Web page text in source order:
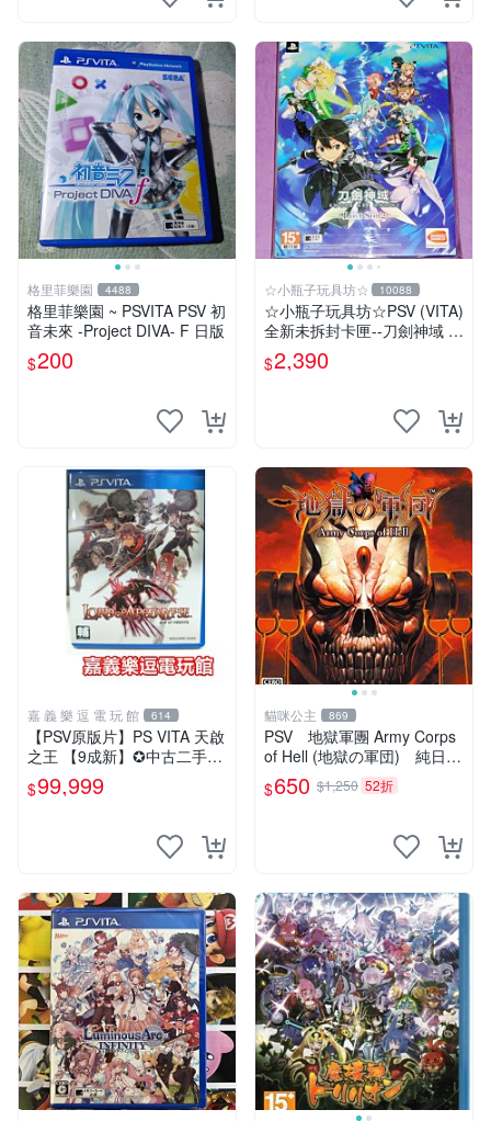
格里菲樂園 4488
格里菲樂園 ~ PSVITA PSV 初
音未來 -Project DIVA- F 日版
$200
☆小瓶子玩具坊☆ 10088
☆小瓶子玩具坊☆PSV (VITA)
全新未拆封卡匣--刀劍神域 -L
ost Song- 中文版 限定版
$2,390
嘉 義 樂 逗 電 玩 館 614
【PSV原版片】PS VITA 天啟
之王 【9成新】✪中古二手✪
嘉義樂逗電玩館
$99,999
貓咪公主 869
PSV 地獄軍團 Army Corps
of Hell (地獄の軍団) 純日版
全新品
$650 $1,250 52折